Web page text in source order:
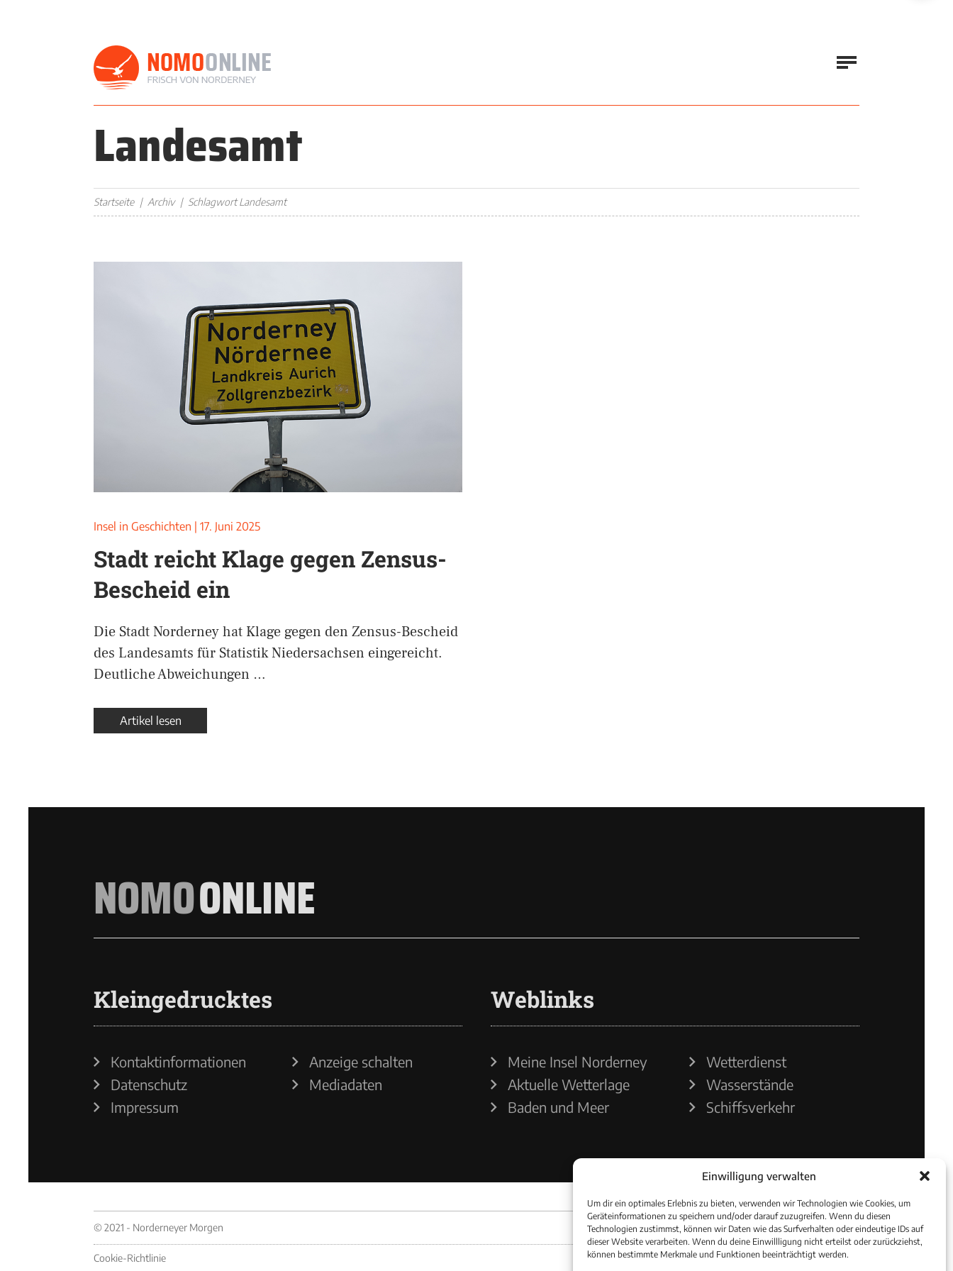
Einwilligung verwalten
Um dir ein optimales Erlebnis zu bieten, verwenden wir Technologien wie Cookies, um
Geräteinformationen zu speichern und/oder darauf zuzugreifen. Wenn du diesen
Technologien zustimmst, können wir Daten wie das Surfverhalten oder eindeutige IDs auf
dieser Website verarbeiten. Wenn du deine Einwillligung nicht erteilst oder zurückziehst,
können bestimmte Merkmale und Funktionen beeinträchtigt werden.
Landesamt
Startseite Archiv Schlagwort Landesamt
Insel in Geschichten 17. Juni 2025
Stadt reicht Klage gegen Zensus-
Bescheid ein
Die Stadt Norderney hat Klage gegen den Zensus-Bescheid
des Landesamts für Statistik Niedersachsen eingereicht.
Deutliche Abweichungen …
Artikel lesen
NOMOONLINE
Kleingedrucktes
Kontaktinformationen
Datenschutz
Impressum
Anzeige schalten
Mediadaten
Weblinks
Meine Insel Norderney
Aktuelle Wetterlage
Baden und Meer
Wetterdienst
Wasserstände
Schiffsverkehr
© 2021 - Norderneyer Morgen
Cookie-Richtlinie